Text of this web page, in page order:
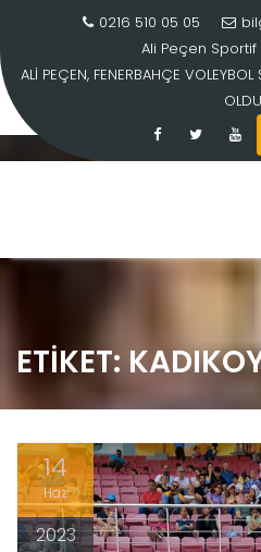
0216 510 05 05
Ali Peçen Sportif
ALİ PEÇEN, FENERBAHÇE
ETIKET:
14
Haz
2023